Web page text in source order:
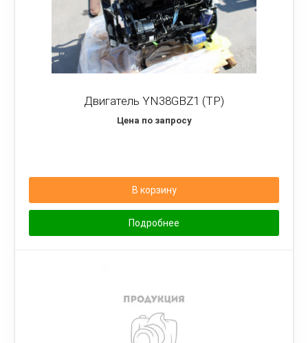
Двигатель YN38GBZ1 (TP)
Цена по запросу
В корзину
Подробнее